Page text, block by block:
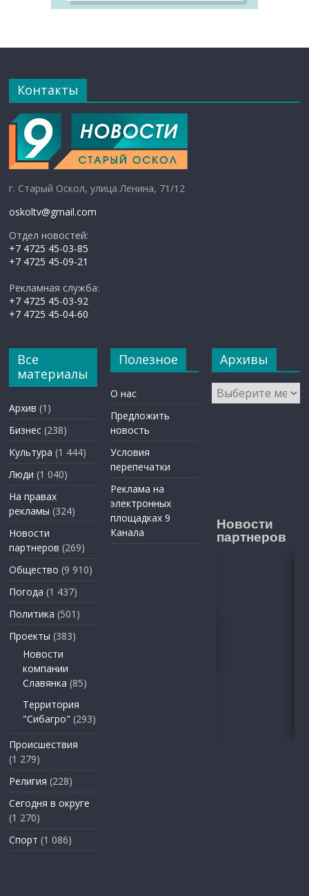
Контакты
г. Старый Оскол, улица Ленина, 71/12
oskoltv@gmail.com
Отдел новостей:
+7 4725 45-03-85
+7 4725 45-09-21
Рекламная служба:
+7 4725 45-03-92
+7 4725 45-04-60
Все
материалы
Архив (1)
Бизнес (238)
Культура (1 444)
Люди (1 040)
На правах
рекламы (324)
Новости
партнеров (269)
Общество (9 910)
Погода (1 437)
Политика (501)
Проекты (383)
Новости
компании
Славянка (85)
Территория
"Сибагро" (293)
Происшествия
(1 279)
Религия (228)
Сегодня в округе
(1 270)
Спорт (1 086)
Полезное
О нас
Предложить
новость
Условия
перепечатки
Реклама на
электронных
площадках 9
Канала
Архивы
Архивы
Новости
партнеров